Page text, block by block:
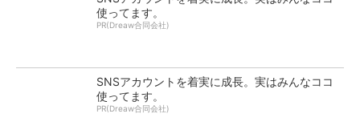
使ってます。
PR(Dreaw合同会社)
SNSアカウントを着実に成長。実はみんなココ
使ってます。
PR(Dreaw合同会社)